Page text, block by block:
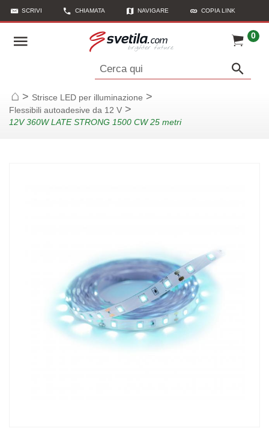
SCRIVI CHIAMATA NAVIGARE COPIA LINK
0
Cerca qui
Casa
> Strisce LED per illuminazione >
Flessibili autoadesive da 12 V >
12V 360W LATE STRONG 1500 CW 25 metri